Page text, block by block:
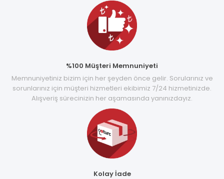
%100 Müşteri Memnuniyeti
Memnuniyetiniz bizim için her şeyden önce gelir. Sorularınız ve
sorunlarınız için müşteri hizmetleri ekibimiz 7/24 hizmetinizde.
Alışveriş sürecinizin her aşamasında yanınızdayız.
Kolay İade